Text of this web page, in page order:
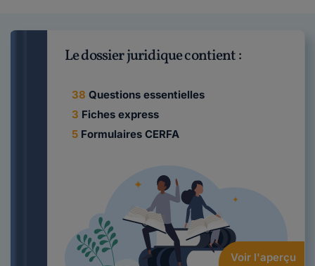
Le dossier juridique contient :
38 Questions essentielles
3 Fiches express
5 Formulaires CERFA
Voir l'aperçu